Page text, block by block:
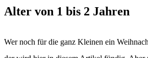
Alter von 1 bis 2 Jahren
Wer noch für die ganz Kleinen ein